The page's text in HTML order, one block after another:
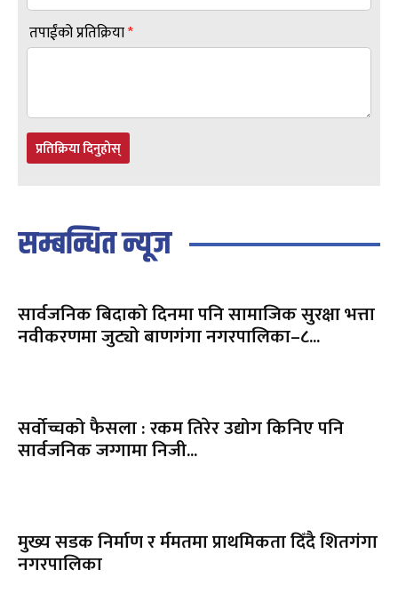
तपाईंको प्रतिक्रिया*
प्रतिक्रिया दिनुहोस्
सम्बन्धित न्यूज
सार्वजनिक बिदाको दिनमा पनि सामाजिक सुरक्षा भत्ता
नवीकरणमा जुट्यो बाणगंगा नगरपालिका–८...
सर्वोच्चको फैसला : रकम तिरेर उद्योग किनिए पनि
सार्वजनिक जग्गामा निजी...
मुख्य सडक निर्माण र र्ममतमा प्राथमिकता दिँदै शितगंगा
नगरपालिका